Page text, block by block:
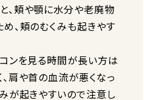
、頬や顎に水分や老廃物
、頬のむくみも起きやす
ンを見る時間が長い方は
肩や首の血流が悪くなっ
が起きやすいので注意し